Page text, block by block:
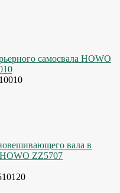
самосвала HOWO
вала в
HOWO ZZ5707